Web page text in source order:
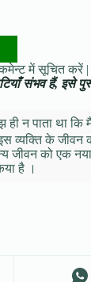
में सूचित करें |
संभव हैं, इसे
न पाता था कि
व्यक्ति के
को एक नया
है ।